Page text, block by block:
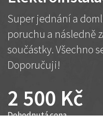
Super jednání a
poruchu a následně
součástky. Všechno
Doporučuji!
2 500 Kč
Dohodnutá cena